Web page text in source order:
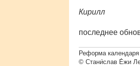
Кирилл
последнее
Реформа календаря
© Стани́слав Е́жи